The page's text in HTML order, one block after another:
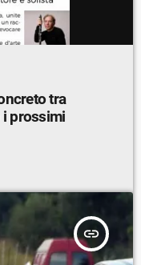
tra
i prossimi
insert_link